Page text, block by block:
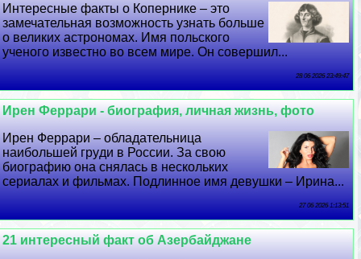
Интересные факты о Копернике – это
замечательная возможность узнать больше
о великих астрономах. Имя польского
ученого известно во всем мире. Он совершил...
28 06 2026 23:49:47
Ирен Феррари - биография, личная жизнь, фото
Ирен Феррари – обладательница
наибольшей гpyди в России. За свою
биографию она снялась в нескольких
сериалах и фильмах. Подлинное имя дeвyшки – Ирина...
27 06 2026 1:13:51
21 интересный факт об Азербайджане